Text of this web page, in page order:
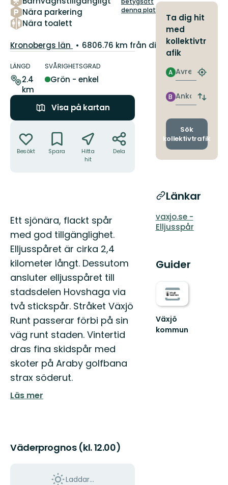
Nära parkering
Nära toalett
denna plats!
Län:
Kronobergs län 6806.76 km från dig
om
leden
LÄNGD
2.4
km
SVÅRIGHETSGRAD
Grön - enkel
Visa på kartan
Besökt Spara
Hitta
hit
Dela
Beskrivning
Ett sjönära, flackt spår
med god tillgänglighet.
Elljusspåret är cirka 2,4
kilometer långt. Dessutom
ansluter elljusspåret till
stadsdelen Hovshaga via
två stickspår. Stråket Växjö
Runt passerar förbi på sin
väg runt staden. Vintertid
dras fina skidspår med
skoter på Araby golfbana
strax söderut.
Läs mer
Väderprognos (kl. 12.00)
Laddar...
Ta dig hit
med
kollektivtr
afik
Avresa
A
Hitta
Ankomst
B
Byt
och
Sök
kollektivtrafik
Länkar
vaxjo.se -
Elljusspår
Guider
Växjö
kommun